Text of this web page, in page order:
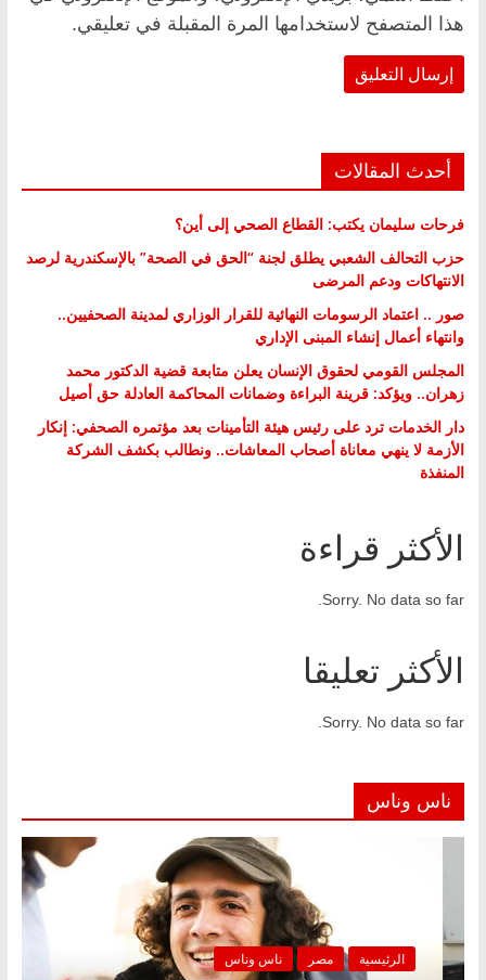
هذا المتصفح لاستخدامها المرة المقبلة في تعليقي.
أحدث المقالات
فرحات سليمان يكتب: القطاع الصحي إلى أين؟
حزب التحالف الشعبي يطلق لجنة “الحق في الصحة” بالإسكندرية لرصد
الانتهاكات ودعم المرضى
صور .. اعتماد الرسومات النهائية للقرار الوزاري لمدينة الصحفيين..
وانتهاء أعمال إنشاء المبنى الإداري
المجلس القومي لحقوق الإنسان يعلن متابعة قضية الدكتور محمد
زهران.. ويؤكد: قرينة البراءة وضمانات المحاكمة العادلة حق أصيل
دار الخدمات ترد على رئيس هيئة التأمينات بعد مؤتمره الصحفي: إنكار
الأزمة لا ينهي معاناة أصحاب المعاشات.. ونطالب بكشف الشركة
المنفذة
الأكثر قراءة
Sorry. No data so far.
الأكثر تعليقا
Sorry. No data so far.
ناس وناس
الرئيسية ناس وناس